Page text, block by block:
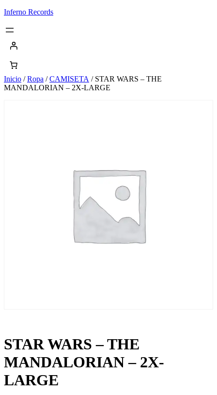
Saltar
contenido
Inferno Records
Inicio /Ropa /CAMISETA / STAR WARS – THE
MANDALORIAN – 2X-LARGE
STAR WARS – THE
MANDALORIAN – 2X-
LARGE